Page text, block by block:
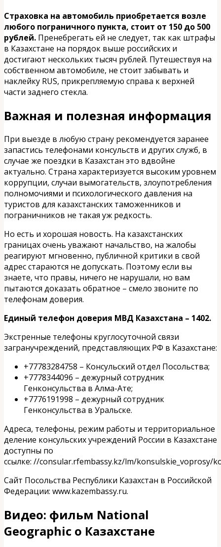
Страховка на автомобиль приобретается возле
любого пограничного пункта, стоит от 150 до 500
рублей. Пренебрегать ей не следует, так как штрафы
в Казахстане на порядок выше российских и
достигают нескольких тысяч рублей. Путешествуя на
собственном автомобиле, не стоит забывать и
наклейку RUS, прикрепляемую справа к верхней
части заднего стекла.
Важная и полезная информация
При выезде в любую страну рекомендуется заранее
запастись телефонами консульств и других служб, в
случае же поездки в Казахстан это вдвойне
актуально. Страна характеризуется высоким уровнем
коррупции, случаи вымогательств, злоупотребления
полномочиями и психологического давления на
туристов для казахстанских таможенников и
пограничников не такая уж редкость.
Но есть и хорошая новость. На казахстанских
границах очень уважают начальство, на жалобы
реагируют мгновенно, публичной критики в свой
адрес стараются не допускать. Поэтому если вы
знаете, что правы, ничего не нарушали, но вам
пытаются доказать обратное – смело звоните по
телефонам доверия.
Единый телефон доверия МВД Казахстана – 1402.
Экстренные телефоны круглосуточной связи
загранучреждений, представляющих РФ в Казахстане:
+77783284758 – Консульский отдел Посольства;
+7778344096 – дежурный сотрудник
Генконсульства в Алма-Ате;
+7776191998 – дежурный сотрудник
Генконсульства в Уральске.
Адреса, телефоны, режим работы и территориальное
деление консульских учреждений России в Казахстане
доступны по
ссылке: //consular.rfembassy.kz/lm/konsulskie_voprosy/
Сайт Посольства Республики Казахстан в Российской
Федерации: www.kazembassy.ru.
Видео: фильм National
Geographic о Казахстане